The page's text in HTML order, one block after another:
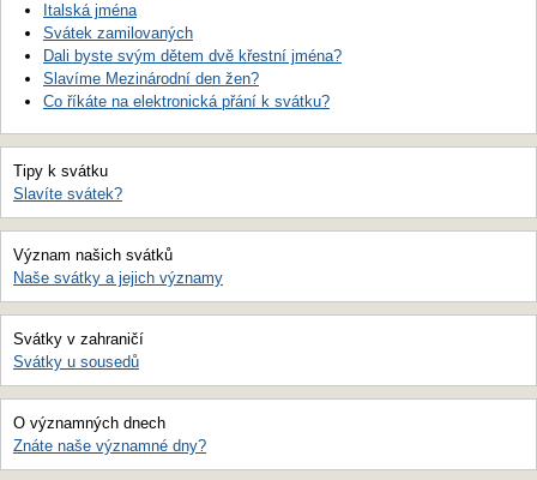
Italská jména
Svátek zamilovaných
Dali byste svým dětem dvě křestní jména?
Slavíme Mezinárodní den žen?
Co říkáte na elektronická přání k svátku?
Tipy k svátku
Slavíte svátek?
Význam našich svátků
Naše svátky a jejich významy
Svátky v zahraničí
Svátky u sousedů
O významných dnech
Znáte naše významné dny?